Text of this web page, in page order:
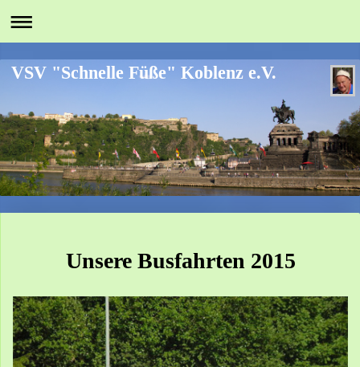
VSV "Schnelle Füße" Koblenz e.V.
Unsere Busfahrten 2015